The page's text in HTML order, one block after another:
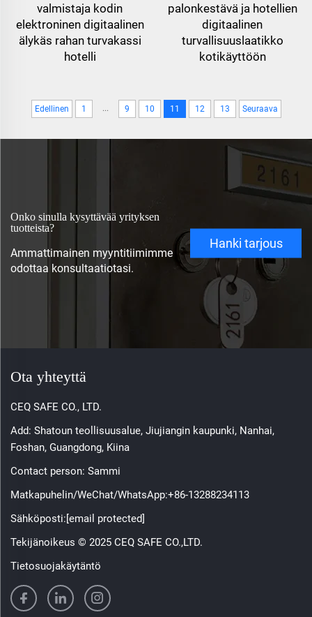
valmistaja kodin
elektroninen digitaalinen
älykäs rahan turvakassi
hotelli
palonkestävä ja hotellien
digitaalinen
turvallisuuslaatikko
kotikäyttöön
Edellinen 1 ... 9 10 11 12 13 Seuraava
Onko sinulla kysyttävää yrityksen
tuotteista?
Ammattimainen myyntitiimimme
odottaa konsultaatiotasi.
Hanki tarjous
Ota yhteyttä
CEQ SAFE CO., LTD.
Add: Shatoun teollisuusalue, Jiujiangin kaupunki, Nanhai,
Foshan, Guangdong, Kiina
Contact person: Sammi
Matkapuhelin/WeChat/WhatsApp:+86-13288234113
Sähköposti:[email protected]
Tekijänoikeus © 2025 CEQ SAFE CO.,LTD.
Tietosuojakäytäntö